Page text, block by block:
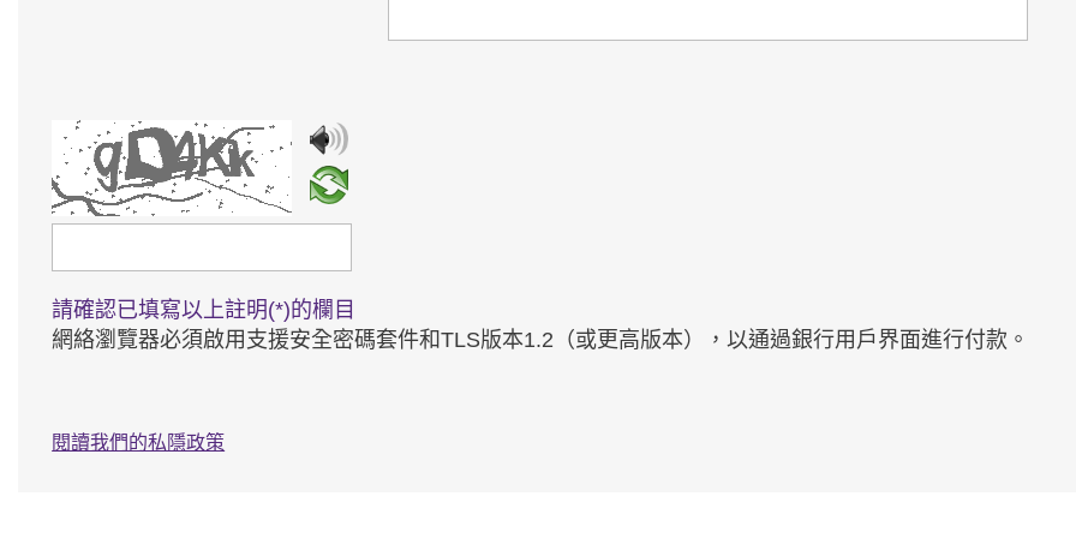
請輸入驗證碼
請確認已填寫以上註明(*)的欄目
網絡瀏覽器必須啟用支援安全密碼套件和TLS版本1.2（或更高版本），以通過銀行用戶界面進行付款。
閱讀我們的私隱政策